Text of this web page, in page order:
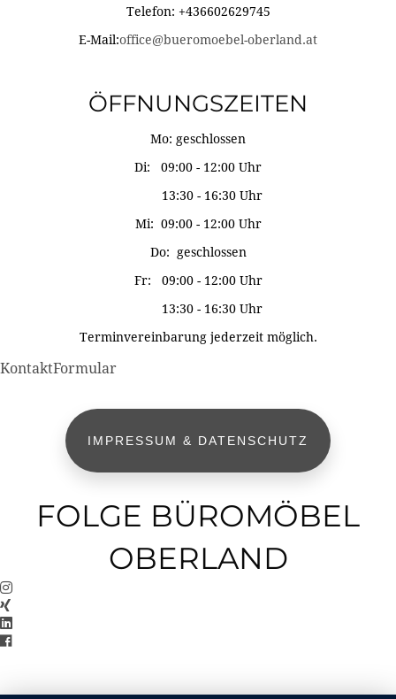
Telefon: +436602629745
E-Mail:office@bueromoebel-oberland.at
ÖFFNUNGSZEITEN
Mo: geschlossen
Di: 09:00 - 12:00 Uhr
13:30 - 16:30 Uhr
Mi: 09:00 - 12:00 Uhr
Do: geschlossen
Fr: 09:00 - 12:00 Uhr
13:30 - 16:30 Uhr
Terminvereinbarung jederzeit möglich.
KontaktFormular
IMPRESSUM & DATENSCHUTZ
FOLGE BÜROMÖBEL
OBERLAND